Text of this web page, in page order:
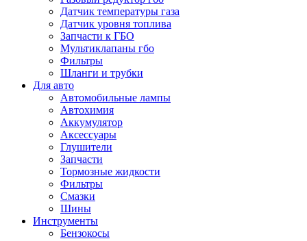
Датчик температуры газа
Датчик уровня топлива
Запчасти к ГБО
Мультиклапаны гбо
Фильтры
Шланги и трубки
Для авто
Автомобильные лампы
Автохимия
Аккумулятор
Аксессуары
Глушители
Запчасти
Тормозные жидкости
Фильтры
Смазки
Шины
Инструменты
Бензокосы